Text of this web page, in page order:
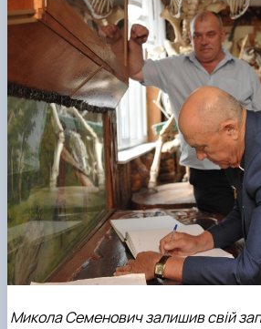
Микола Семенович залишив свій